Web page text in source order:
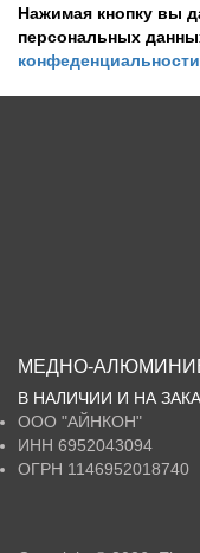
Нажимая кнопку вы
персональных
конфеденциальности
МЕДНО-
В НАЛИЧИИ И НА
ООО "АЙНКОН"
ИНН 6952043094
ОГРН 1146952018740